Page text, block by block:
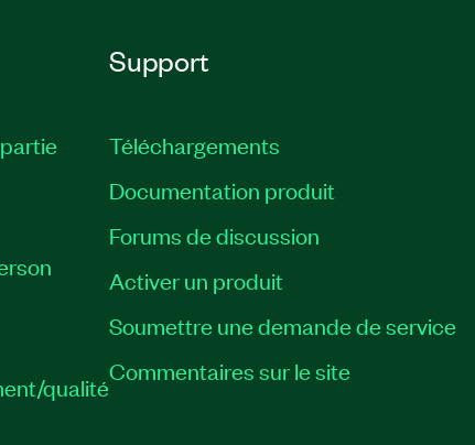
qualité
Support
Téléchargements
Documentation produit
Forums de discussion
Activer un produit
Soumettre une demande de service
Commentaires sur le site